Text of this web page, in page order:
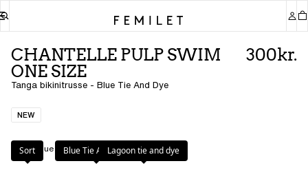
CHANTELLE PULP SWIM
ONE SIZE
Tanga bikinitrusse - Blue Tie And Dye
300kr.
NEW
Farve: Blue Tie And Dye
Sort Blue Tie And DyeLagoon tie and dye